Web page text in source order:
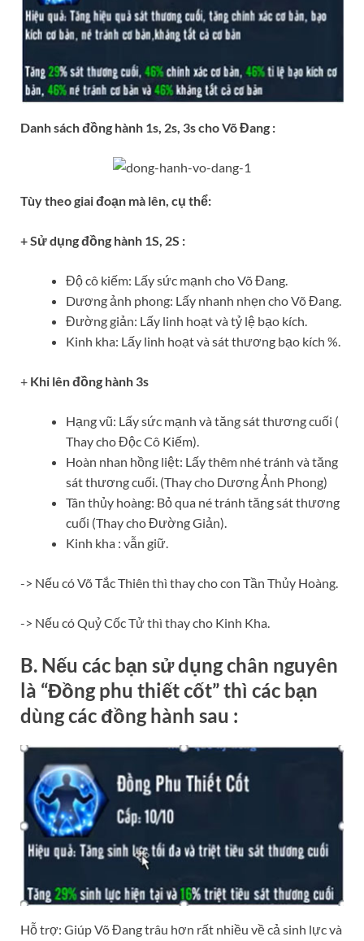
Danh sách đồng hành 1s, 2s, 3s cho Võ Đang :
Tùy theo giai đoạn mà lên, cụ thể:
+ Sử dụng đồng hành 1S, 2S :
Độ cô kiếm: Lấy sức mạnh cho Võ Đang.
Dương ảnh phong: Lấy nhanh nhẹn cho Võ Đang.
Đường giản: Lấy linh hoạt và tỷ lệ bạo kích.
Kinh kha: Lấy linh hoạt và sát thương bạo kích %.
+ Khi lên đồng hành 3s
Hạng vũ: Lấy sức mạnh và tăng sát thương cuối (
Thay cho Độc Cô Kiếm).
Hoàn nhan hồng liệt: Lấy thêm nhé tránh và tăng
sát thương cuối. (Thay cho Dương Ảnh Phong)
Tân thủy hoàng: Bỏ qua né tránh tăng sát thương
cuối (Thay cho Đường Giản).
Kinh kha : vẫn giữ.
-> Nếu có Võ Tắc Thiên thì thay cho con Tần Thủy Hoàng.
-> Nếu có Quỷ Cốc Tử thì thay cho Kinh Kha.
B. Nếu các bạn sử dụng chân nguyên
là “Đồng phu thiết cốt” thì các bạn
dùng các đồng hành sau :
Hỗ trợ: Giúp Võ Đang trâu hơn rất nhiều về cả sinh lực và